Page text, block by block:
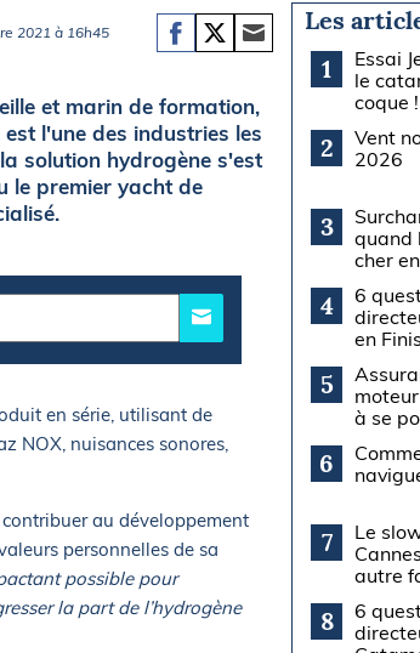
2021 à 16h45
et marin de formation,
l'une des industries les
solution hydrogène s'est
le premier yacht de
en série, utilisant de
NOX, nuisances sonores,
au développement
personnelles de sa
possible pour
la part de l’hydrogène
Les
1
Essai
le
coque !
2
Vent
2026
3
quand
cher
4
6
en
5
à se
6
7
Le
autre
8
6